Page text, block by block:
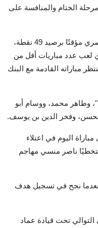
الختام والمنافسة على
ليتصدر النادي الأهلي جدول الدوري المصري مؤقتًا برصيد 49 نقطة،
لعب عدد مباريات أقل من
بيراميدز 47 نقطة وينتظر مباراته القادمة مع البنك
وطاهر محمد، ووسام أبو
وفخر الدين بن يوسف.
اليوم في اعتلاء
برصيد 11 هدفًا، متخطيًا ناصر منسي مهاجم
بعدما نجح في تسجيل هدف
تحت قيادة عماد